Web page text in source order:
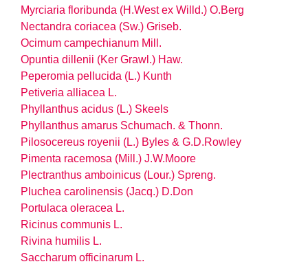
Myrciaria floribunda (H.West ex Willd.) O.Berg
Nectandra coriacea (Sw.) Griseb.
Ocimum campechianum Mill.
Opuntia dillenii (Ker Grawl.) Haw.
Peperomia pellucida (L.) Kunth
Petiveria alliacea L.
Phyllanthus acidus (L.) Skeels
Phyllanthus amarus Schumach. & Thonn.
Pilosocereus royenii (L.) Byles & G.D.Rowley
Pimenta racemosa (Mill.) J.W.Moore
Plectranthus amboinicus (Lour.) Spreng.
Pluchea carolinensis (Jacq.) D.Don
Portulaca oleracea L.
Ricinus communis L.
Rivina humilis L.
Saccharum officinarum L.